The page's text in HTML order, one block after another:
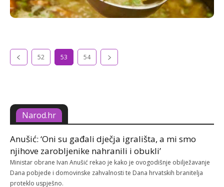
52 53 54
Narod.hr
Anušić: ‘Oni su gađali dječja igrališta, a mi smo
njihove zarobljenike nahranili i obukli’
Ministar obrane Ivan Anušić rekao je kako je ovogodišnje obilježavanje
Dana pobjede i domovinske zahvalnosti te Dana hrvatskih branitelja
proteklo uspješno.